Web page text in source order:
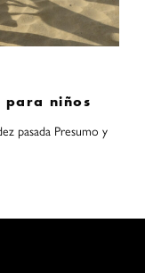
para niños
pasada Presumo y